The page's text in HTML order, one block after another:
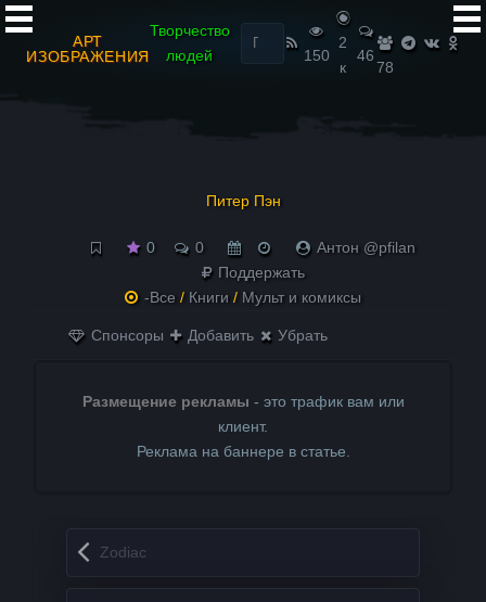
АРТ
ИЗОБРАЖЕНИЯ
Творчество
людей
Найти:
150
2
к
46
78
Питер Пэн
0 0
Антон @pfilan
Поддержать
-Все / Книги / Мульт и комиксы
Спонсоры Добавить Убрать
Размещение рекламы - это трафик вам или
клиент.
Реклама на баннере в статье.
Запись навигация
Zodiac